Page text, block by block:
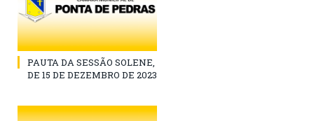
PAUTA DA SESSÃO SOLENE,
DE 15 DE DEZEMBRO DE 2023